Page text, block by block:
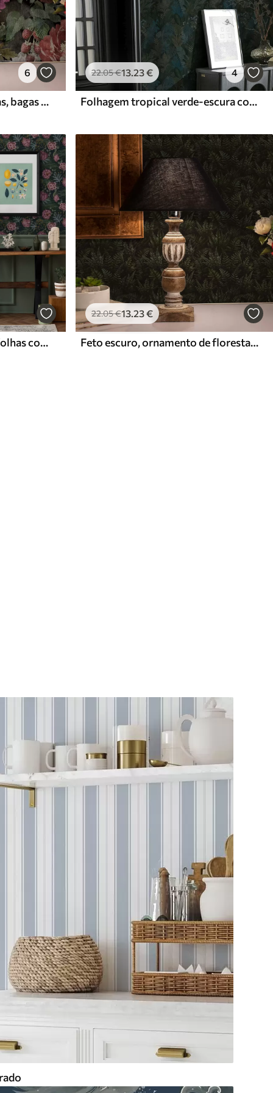
6
Peônias dramáticas escuras, bagas e borboleta sobre fundo preto
22.05€13.23€ 4
Folhagem tropical verde-escura com toques azuis
Flora escura com flores e folhas cor-de-rosa, fundo escuro
22.05€13.23€
Feto escuro, ornamento de floresta, cores nocturnas